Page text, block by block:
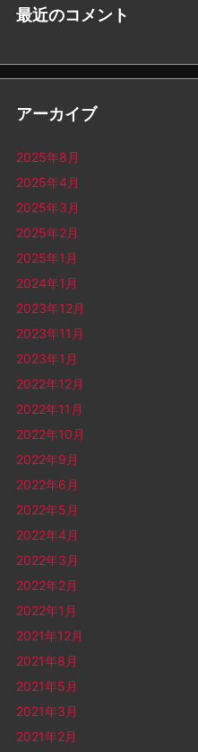
最近のコメント
アーカイブ
2025年8月
2025年4月
2025年3月
2025年2月
2025年1月
2024年1月
2023年12月
2023年11月
2023年1月
2022年12月
2022年11月
2022年10月
2022年9月
2022年6月
2022年5月
2022年4月
2022年3月
2022年2月
2022年1月
2021年12月
2021年8月
2021年5月
2021年3月
2021年2月